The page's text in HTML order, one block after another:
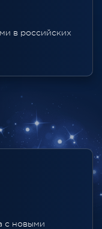
в российских
с новыми